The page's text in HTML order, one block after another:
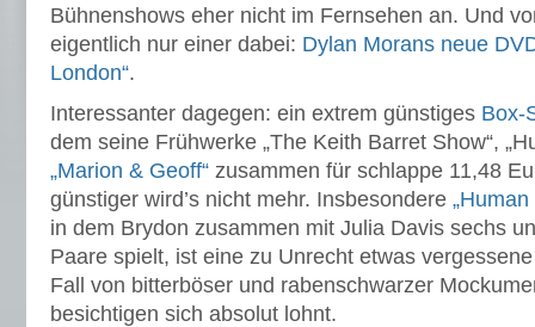
Bühnenshows eher nicht im Fernsehen an. Und
eigentlich nur einer dabei: Dylan Morans neue
London“.
Interessanter dagegen: ein extrem günstiges Box-
dem seine Frühwerke „The Keith Barret Show“,
„Marion & Geoff“ zusammen für schlappe 11,48
günstiger wird’s nicht mehr. Insbesondere
in dem Brydon zusammen mit Julia Davis sechs
Paare spielt, ist eine zu Unrecht etwas
Fall von bitterböser und rabenschwarzer
besichtigen sich absolut lohnt.